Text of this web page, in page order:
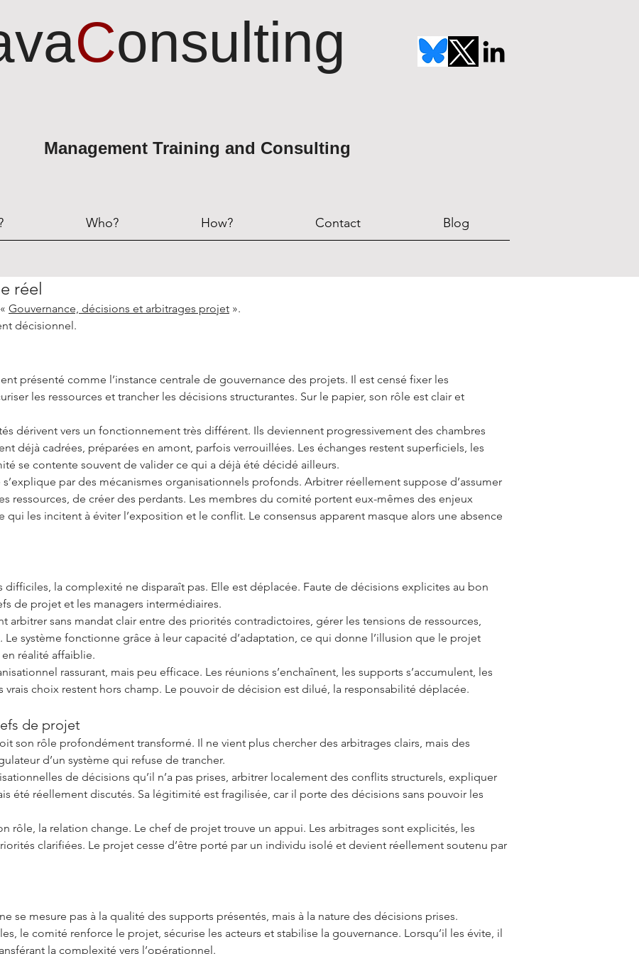
Consulting
Management Training and Consulting
Who? How? Contact Blog
réel
Gouvernance, décisions et arbitrages projet ».
décisionnel.
présenté comme l’instance centrale de gouvernance des projets. Il est censé fixer les
les ressources et trancher les décisions structurantes. Sur le papier, son rôle est clair et
dérivent vers un fonctionnement très différent. Ils deviennent progressivement des chambres
déjà cadrées, préparées en amont, parfois verrouillées. Les échanges restent superficiels, les
se contente souvent de valider ce qui a déjà été décidé ailleurs.
par des mécanismes organisationnels profonds. Arbitrer réellement suppose d’assumer
ressources, de créer des perdants. Les membres du comité portent eux-mêmes des enjeux
les incitent à éviter l’exposition et le conflit. Le consensus apparent masque alors une absence
difficiles, la complexité ne disparaît pas. Elle est déplacée. Faute de décisions explicites au bon
de projet et les managers intermédiaires.
arbitrer sans mandat clair entre des priorités contradictoires, gérer les tensions de ressources,
système fonctionne grâce à leur capacité d’adaptation, ce qui donne l’illusion que le projet
réalité affaiblie.
rassurant, mais peu efficace. Les réunions s’enchaînent, les supports s’accumulent, les
vrais choix restent hors champ. Le pouvoir de décision est dilué, la responsabilité déplacée.
de projet
son rôle profondément transformé. Il ne vient plus chercher des arbitrages clairs, mais des
d’un système qui refuse de trancher.
de décisions qu’il n’a pas prises, arbitrer localement des conflits structurels, expliquer
été réellement discutés. Sa légitimité est fragilisée, car il porte des décisions sans pouvoir les
rôle, la relation change. Le chef de projet trouve un appui. Les arbitrages sont explicités, les
clarifiées. Le projet cesse d’être porté par un individu isolé et devient réellement soutenu par
se mesure pas à la qualité des supports présentés, mais à la nature des décisions prises.
le comité renforce le projet, sécurise les acteurs et stabilise la gouvernance. Lorsqu’il les évite, il
la complexité vers l’opérationnel.